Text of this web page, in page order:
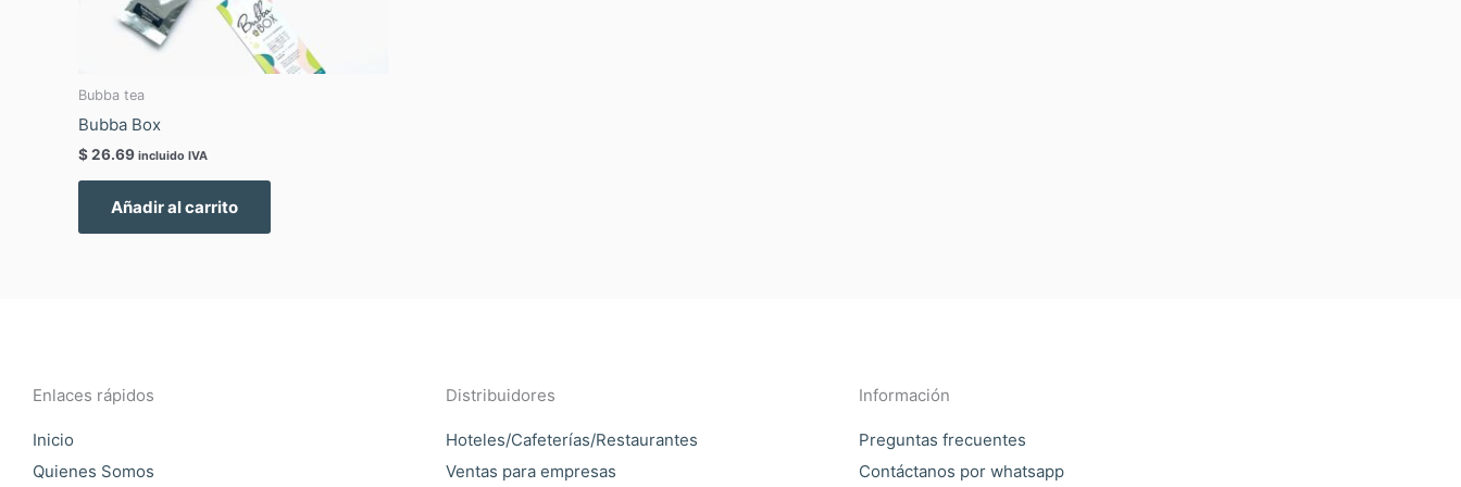
Bubba tea
Bubba Box
$26.69 incluido IVA
Añadir al carrito
Enlaces rápidos
Inicio
Quienes Somos
Distribuidores
Hoteles/Cafeterías/Restaurantes
Ventas para empresas
Información
Preguntas frecuentes
Contáctanos por whatsapp